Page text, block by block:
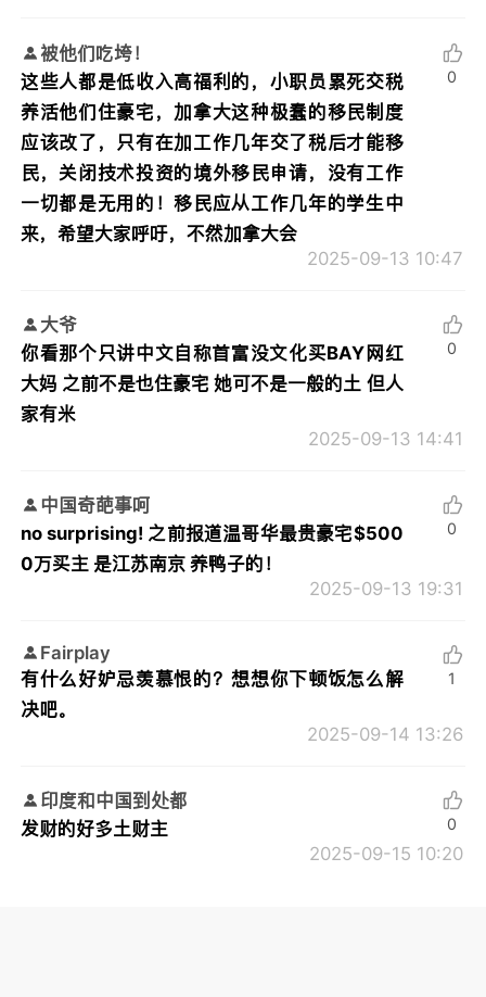
被他们吃垮！
这些人都是低收入高福利的，小职员累死交税
养活他们住豪宅，加拿大这种极蠢的移民制度
应该改了，只有在加工作几年交了税后才能移
民，关闭技术投资的境外移民申请，没有工作
一切都是无用的！移民应从工作几年的学生中
来，希望大家呼吁，不然加拿大会
2025-09-13 10:47
0
大爷
你看那个只讲中文自称首富没文化买BAY网红
大妈 之前不是也住豪宅 她可不是一般的土 但人
家有米
2025-09-13 14:41
0
中国奇葩事呵
no surprising! 之前报道温哥华最贵豪宅$500
0万买主 是江苏南京 养鸭子的！
2025-09-13 19:31
0
Fairplay
有什么好妒忌羡慕恨的？想想你下顿饭怎么解
决吧。
2025-09-14 13:26
1
印度和中国到处都
发财的好多土财主
2025-09-15 10:20
0